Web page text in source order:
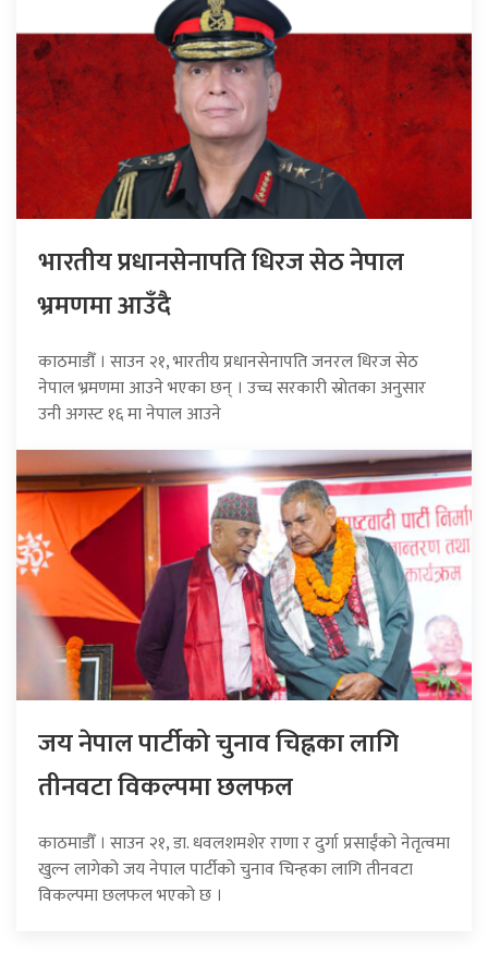
भारतीय प्रधानसेनापति धिरज सेठ नेपाल
भ्रमणमा आउँदै
काठमाडौँ । साउन २१, भारतीय प्रधानसेनापति जनरल धिरज सेठ
नेपाल भ्रमणमा आउने भएका छन् । उच्च सरकारी स्रोतका अनुसार
उनी अगस्ट १६ मा नेपाल आउने
जय नेपाल पार्टीको चुनाव चिह्नका लागि
तीनवटा विकल्पमा छलफल
काठमाडौँ । साउन २१, डा. धवलशमशेर राणा र दुर्गा प्रसाईंको नेतृत्वमा
खुल्न लागेको जय नेपाल पार्टीको चुनाव चिन्हका लागि तीनवटा
विकल्पमा छलफल भएको छ ।